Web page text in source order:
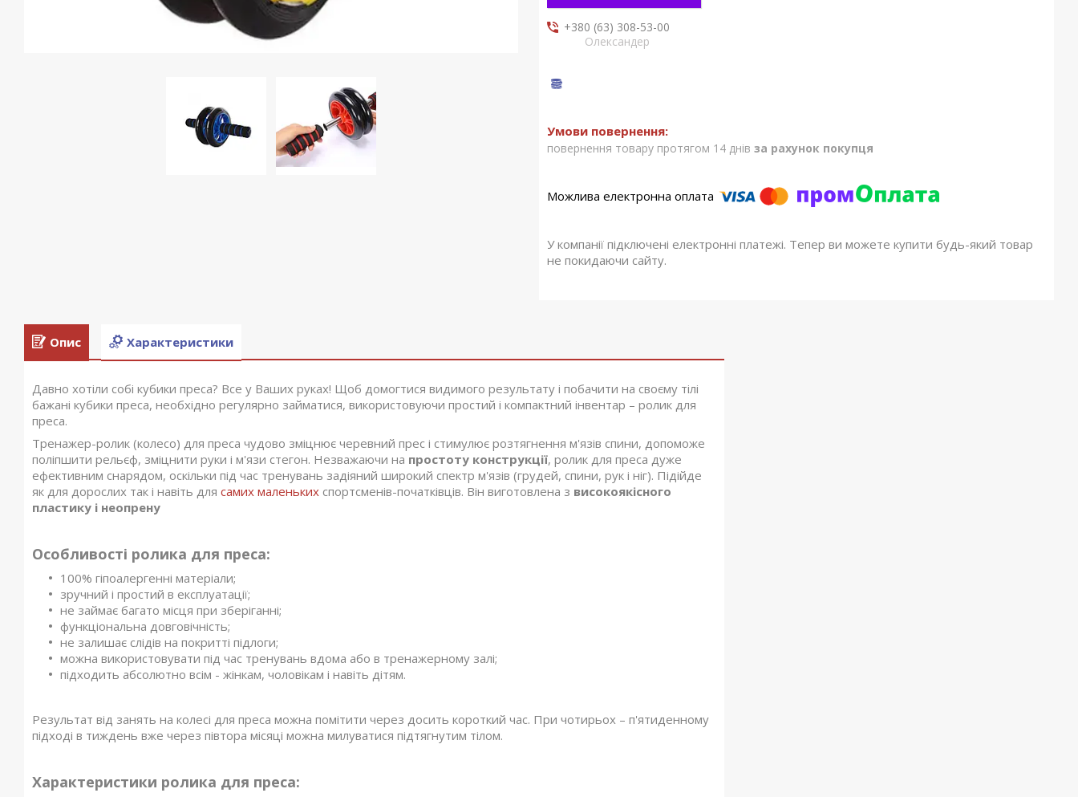
+380 (63) 308-53-00
Олександер
повернення товару протягом 14 днів за рахунок покупця
У компанії підключені електронні платежі. Тепер ви можете купити будь-який товар
не покидаючи сайту.
Опис Характеристики
Давно хотіли собі кубики преса? Все у Ваших руках! Щоб домогтися видимого результату і побачити на своєму тілі
бажані кубики преса, необхідно регулярно займатися, використовуючи простий і компактний інвентар – ролик для
преса.
Тренажер-ролик (колесо) для преса чудово зміцнює черевний прес і стимулює розтягнення м'язів спини, допоможе
поліпшити рельєф, зміцнити руки і м'язи стегон. Незважаючи на простоту конструкції, ролик для преса дуже
ефективним снарядом, оскільки під час тренувань задіяний широкий спектр м'язів (грудей, спини, рук і ніг). Підійде
як для дорослих так і навіть для самих маленьких спортсменів-початківців. Він виготовлена з високоякісного
пластику і неопрену
Особливості ролика для преса:
100% гіпоалергенні матеріали;
зручний і простий в експлуатації;
не займає багато місця при зберіганні;
функціональна довговічність;
не залишає слідів на покритті підлоги;
можна використовувати під час тренувань вдома або в тренажерному залі;
підходить абсолютно всім - жінкам, чоловікам і навіть дітям.
Результат від занять на колесі для преса можна помітити через досить короткий час. При чотирьох – п'ятиденному
підході в тиждень вже через півтора місяці можна милуватися підтягнутим тілом.
Характеристики ролика для преса: